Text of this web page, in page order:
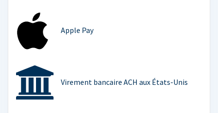
Apple Pay
Virement bancaire ACH aux États-Unis